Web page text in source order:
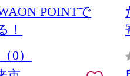
POINTで
！
（0）